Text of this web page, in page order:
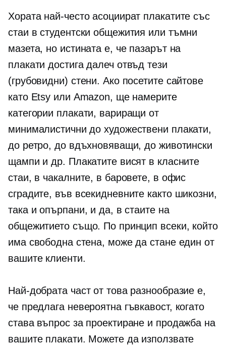
Хората най-често асоциират плакатите със
стаи в студентски общежития или тъмни
мазета, но истината е, че пазарът на
плакати достига далеч отвъд тези
(грубовидни) стени. Ако посетите сайтове
като Etsy или Amazon, ще намерите
категории плакати, вариращи от
минималистични до художествени плакати,
до ретро, ​​до вдъхновяващи, до животински
щампи и др. Плакатите висят в класните
стаи, в чакалните, в баровете, в офис
сградите, във всекидневните както шикозни,
така и опърпани, и да, в стаите на
общежитието също. По принцип всеки, който
има свободна стена, може да стане един от
вашите клиенти.
Най-добрата част от това разнообразие е,
че предлага невероятна гъвкавост, когато
става въпрос за проектиране и продажба на
вашите плакати. Можете да използвате